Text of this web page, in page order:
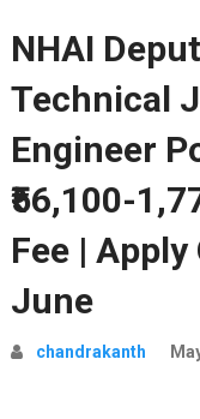
NHAI
Technical
Engineer
₹56,100-
Fee |
June
chandrakanth